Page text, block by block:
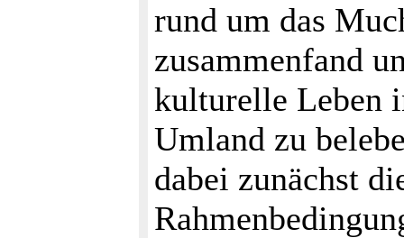
rund um das
zusammenfand
kulturelle Leben
Umland zu
dabei zunächst